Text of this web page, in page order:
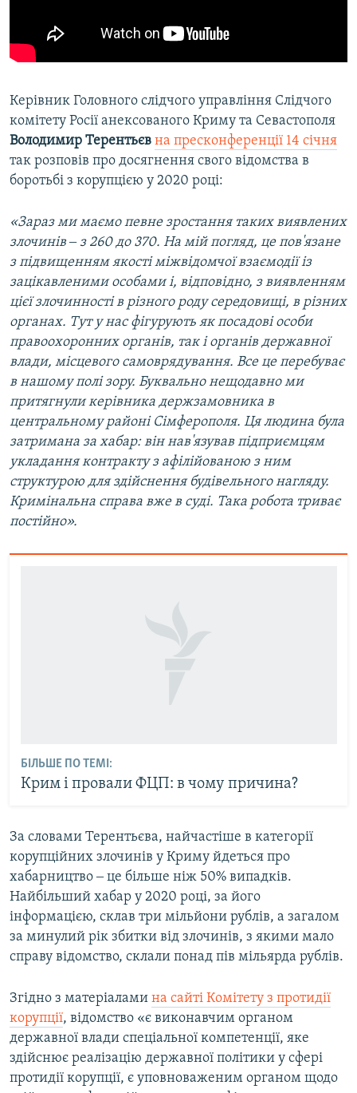
Керівник Головного слідчого управління Слідчого
комітету Росії анексованого Криму та Севастополя
Володимир Терентьєв на пресконференції 14 січня
так розповів про досягнення свого відомства в
боротьбі з корупцією у 2020 році:
«Зараз ми маємо певне зростання таких виявлених
злочинів ‒ з 260 до 370. На мій погляд, це пов'язане
з підвищенням якості міжвідомчої взаємодії із
зацікавленими особами і, відповідно, з виявленням
цієї злочинності в різного роду середовищі, в різних
органах. Тут у нас фігурують як посадові особи
правоохоронних органів, так і органів державної
влади, місцевого самоврядування. Все це перебуває
в нашому полі зору. Буквально нещодавно ми
притягнули керівника держзамовника в
центральному районі Сімферополя. Ця людина була
затримана за хабар: він нав'язував підприємцям
укладання контракту з афілійованою з ним
структурою для здійснення будівельного нагляду.
Кримінальна справа вже в суді. Така робота триває
постійно».
БІЛЬШЕ ПО ТЕМІ:
Крим і провали ФЦП: в чому причина?
За словами Терентьєва, найчастіше в категорії
корупційних злочинів у Криму йдеться про
хабарництво ‒ це більше ніж 50% випадків.
Найбільший хабар у 2020 році, за його
інформацією, склав три мільйони рублів, а загалом
за минулий рік збитки від злочинів, з якими мало
справу відомство, склали понад пів мільярда рублів.
Згідно з матеріалами на сайті Комітету з протидії
корупції, відомство «є виконавчим органом
державної влади спеціальної компетенції, яке
здійснює реалізацію державної політики у сфері
протидії корупції, є уповноваженим органом щодо